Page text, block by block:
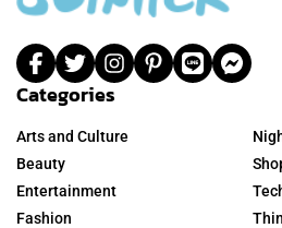
Categories
Arts and Culture
Beauty
Entertainment
Fashion